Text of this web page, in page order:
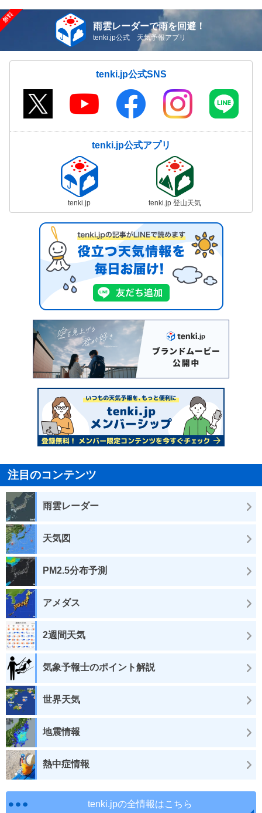
雨雲レーダーで雨を回避！
tenki.jp公式 天気予報アプリ
tenki.jp公式SNS
tenki.jp公式アプリ
tenki.jp tenki.jp 登山天気
注目のコンテンツ
雨雲レーダー
天気図
PM2.5分布予測
アメダス
2週間天気
気象予報士のポイント解説
世界天気
地震情報
熱中症情報
tenki.jpの全情報はこちら